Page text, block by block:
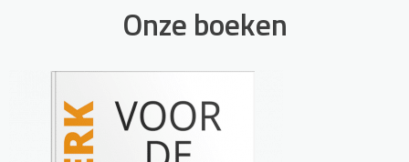
Onze boeken